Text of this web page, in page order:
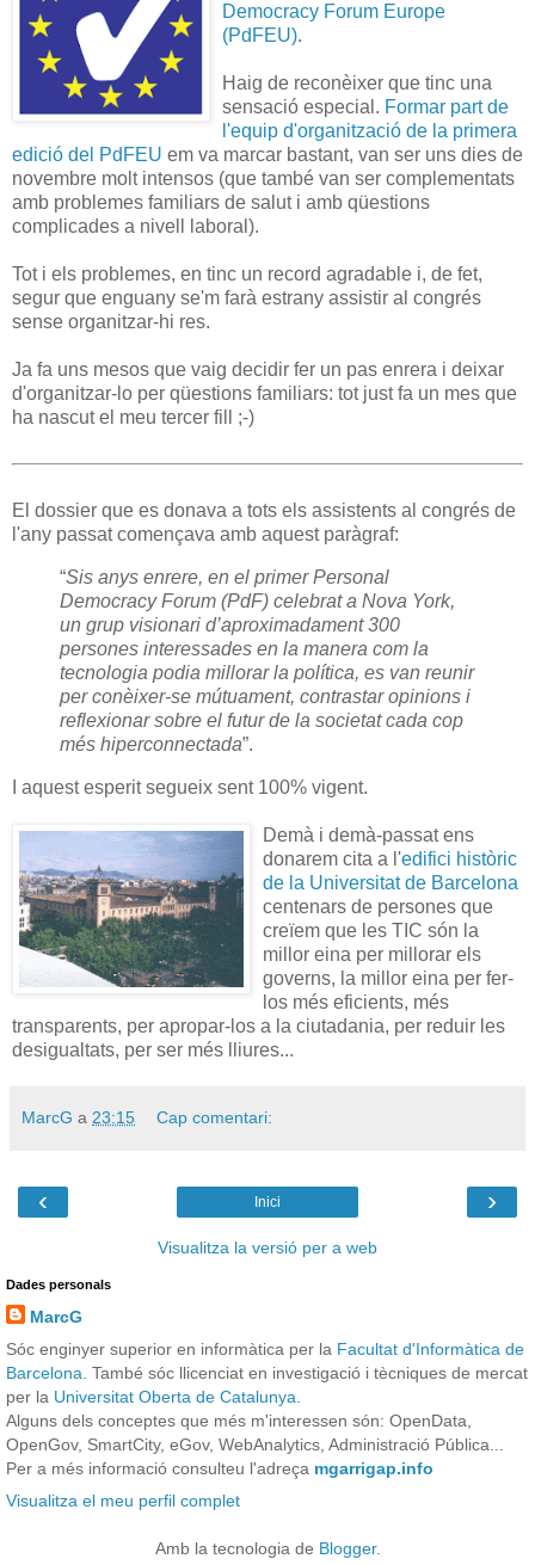
Democracy Forum Europe
(PdFEU).
Haig de reconèixer que tinc una
sensació especial. Formar part de
l'equip d'organització de la primera
edició del PdFEU em va marcar bastant, van ser uns dies de
novembre molt intensos (que també van ser complementats
amb problemes familiars de salut i amb qüestions
complicades a nivell laboral).
Tot i els problemes, en tinc un record agradable i, de fet,
segur que enguany se'm farà estrany assistir al congrés
sense organitzar-hi res.
Ja fa uns mesos que vaig decidir fer un pas enrera i deixar
d'organitzar-lo per qüestions familiars: tot just fa un mes que
ha nascut el meu tercer fill ;-)
El dossier que es donava a tots els assistents al congrés de
l'any passat començava amb aquest paràgraf:
“Sis anys enrere, en el primer Personal
Democracy Forum (PdF) celebrat a Nova York,
un grup visionari d’aproximadament 300
persones interessades en la manera com la
tecnologia podia millorar la política, es van reunir
per conèixer-se mútuament, contrastar opinions i
reflexionar sobre el futur de la societat cada cop
més hiperconnectada”.
I aquest esperit segueix sent 100% vigent.
Demà i demà-passat ens
donarem cita a l'edifici històric
de la Universitat de Barcelona
centenars de persones que
creïem que les TIC són la
millor eina per millorar els
governs, la millor eina per fer-
los més eficients, més
transparents, per apropar-los a la ciutadania, per reduir les
desigualtats, per ser més lliures...
MarcG a 23:15 Cap comentari:
‹ ›
Inici
Visualitza la versió per a web
Dades personals
MarcG
Sóc enginyer superior en informàtica per la Facultat d'Informàtica de
Barcelona . També sóc llicenciat en investigació i tècniques de mercat
per la Universitat Oberta de Catalunya
Alguns dels conceptes que més m'interessen són: OpenData,
OpenGov, SmartCity, eGov, WebAnalytics, Administració Pública...
Per a més informació consulteu l'adreça mgarrigap.info
Visualitza el meu perfil complet
Amb la tecnologia de Blogger.